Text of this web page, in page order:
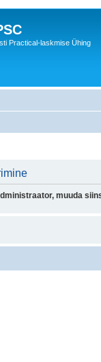
Practical-laskmise Ühing
muuda